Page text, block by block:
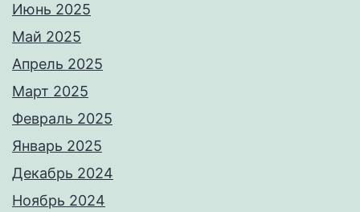
Июнь 2025
Май 2025
Апрель 2025
Март 2025
Февраль 2025
Январь 2025
Декабрь 2024
Ноябрь 2024